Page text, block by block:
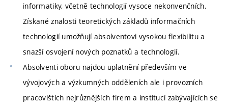
informatiky, včetně technologií vysoce nekonvenčních.
Získané znalosti teoretických základů informačních
technologií umožňují absolventovi vysokou flexibilitu a
snazší osvojení nových poznatků a technologií.
Absolventi oboru najdou uplatnění především ve
vývojových a výzkumných odděleních ale i provozních
pracovištích nejrůznějších firem a institucí zabývajících se